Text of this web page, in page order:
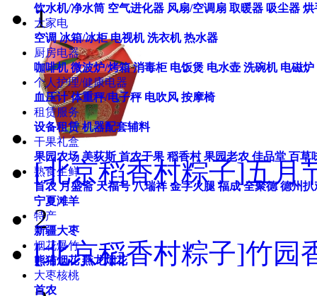
饮水机/净水筒 空气进化器 风扇/空调扇 取暖器 吸尘器 烘
大家电
空调 冰箱/冰柜 电视机 洗衣机 热水器
厨房电器
咖啡机 微波炉/烤箱 消毒柜 电饭煲 电水壶 洗碗机 电磁炉
个人护理/健康电器
血压计 体重秤/电子秤 电吹风 按摩椅
租赁服务
设备租赁 机器配套辅料
干果礼盒
果园农场 美荻斯 首农干果 稻香村 果园老农 佳品堂 百草
熟食生鲜
首农 月盛斋 天福号 八瑞祥 金字火腿 福成 全聚德 德州扒
宁夏滩羊
特产
新疆大枣
烟花爆竹
熊猫烟花 燕龙烟花
大枣核桃
首农
1
[北京稻香村粽子]五月
2
[北京稻香村粽子]竹园